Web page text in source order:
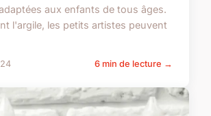
aux enfants de tous âges.
l'argile, les petits artistes peuvent
6 min de lecture →